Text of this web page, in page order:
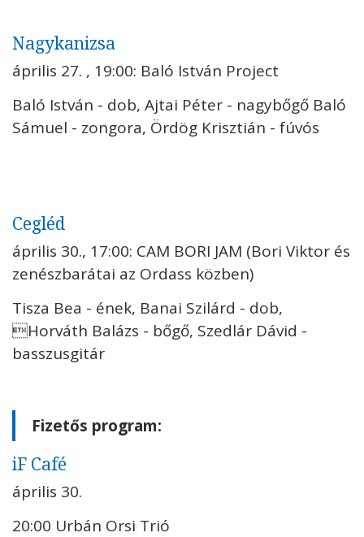
Nagykanizsa
április 27. , 19:00: Baló István Project
Baló István - dob, Ajtai Péter - nagybőgő Baló
Sámuel - zongora, Ördög Krisztián - fúvós
Cegléd
április 30., 17:00: CAM BORI JAM (Bori Viktor és
zenészbarátai az Ordass közben)
Tisza Bea - ének, Banai Szilárd - dob,
Horváth Balázs - bőgő, Szedlár Dávid -
basszusgitár
Fizetős program:
iF Café
április 30.
20:00 Urbán Orsi Trió